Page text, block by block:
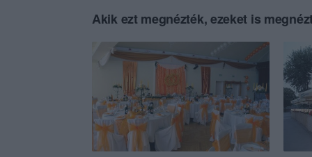
Akik ezt megnézték, ezeket is